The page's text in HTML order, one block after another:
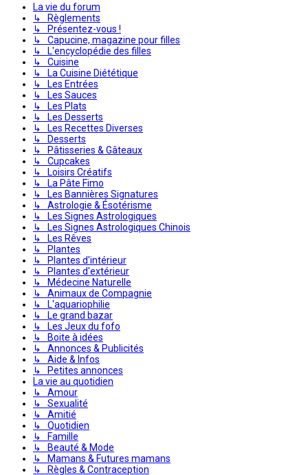
La vie du forum
↳ Règlements
↳ Présentez-vous !
↳ Capucine, magazine pour filles
↳ L'encyclopédie des filles
↳ Cuisine
↳ La Cuisine Diététique
↳ Les Entrées
↳ Les Sauces
↳ Les Plats
↳ Les Desserts
↳ Les Recettes Diverses
↳ Desserts
↳ Pâtisseries & Gâteaux
↳ Cupcakes
↳ Loisirs Créatifs
↳ La Pâte Fimo
↳ Les Bannières Signatures
↳ Astrologie & Ésotérisme
↳ Les Signes Astrologiques
↳ Les Signes Astrologiques Chinois
↳ Les Rêves
↳ Plantes
↳ Plantes d'intérieur
↳ Plantes d'extérieur
↳ Médecine Naturelle
↳ Animaux de Compagnie
↳ L'aquariophilie
↳ Le grand bazar
↳ Les Jeux du fofo
↳ Boite à idées
↳ Annonces & Publicités
↳ Aide & Infos
↳ Petites annonces
La vie au quotidien
↳ Amour
↳ Sexualité
↳ Amitié
↳ Quotidien
↳ Famille
↳ Beauté & Mode
↳ Mamans & Futures mamans
↳ Règles & Contraception